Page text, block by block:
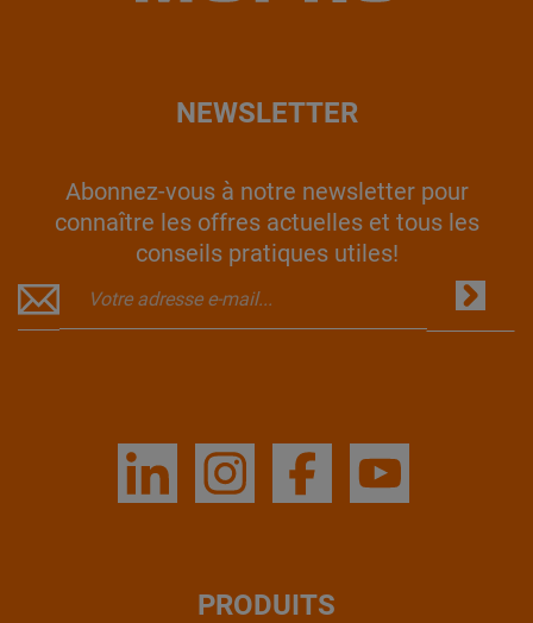
NEWSLETTER
Abonnez-vous à notre newsletter pour
connaître les offres actuelles et tous les
conseils pratiques utiles!
PRODUITS